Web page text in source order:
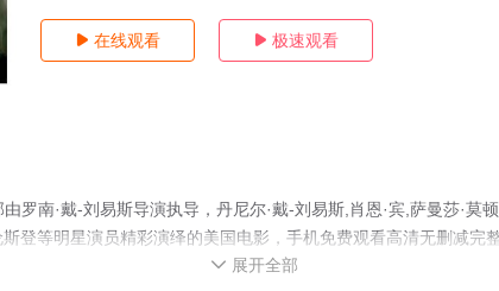
 在线观看  极速观看
罗南·戴-刘易斯导演执导，丹尼尔·戴-刘易斯,肖恩·宾,萨曼莎·莫
斯登等明星演员精彩演绎的美国电影，手机免费观看高清无删减完
 展开全部